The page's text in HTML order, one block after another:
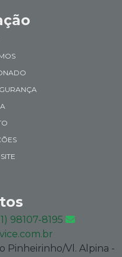
98107-8195
Pinheirinho/Vl. Alpina -